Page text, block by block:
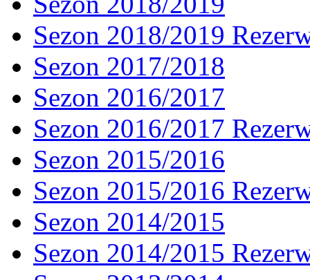
Sezon 2018/2019
Sezon 2017/2018
Sezon 2016/2017
Sezon 2016/2017
Sezon 2015/2016
Sezon 2015/2016
Sezon 2014/2015
Sezon 2014/2015